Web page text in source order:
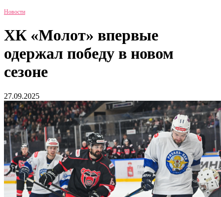
Новости
ХК «Молот» впервые
одержал победу в новом
сезоне
27.09.2025